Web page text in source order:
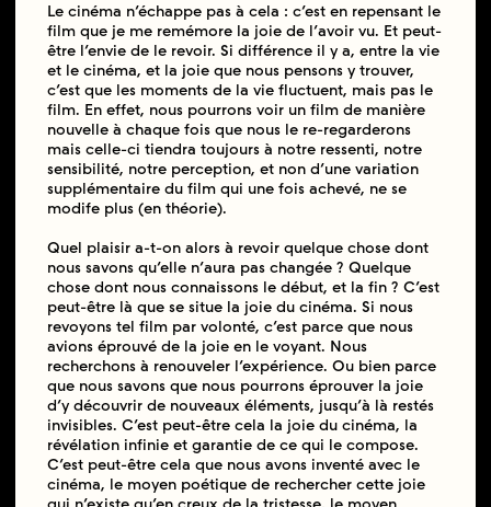
Le cinéma n’échappe pas à cela : c’est en repensant le
film que je me remémore la joie de l’avoir vu. Et peut-
être l’envie de le revoir. Si différence il y a, entre la vie
et le cinéma, et la joie que nous pensons y trouver,
c’est que les moments de la vie fluctuent, mais pas le
film. En effet, nous pourrons voir un film de manière
nouvelle à chaque fois que nous le re-regarderons
mais celle-ci tiendra toujours à notre ressenti, notre
sensibilité, notre perception, et non d’une variation
supplémentaire du film qui une fois achevé, ne se
modife plus (en théorie).
Quel plaisir a-t-on alors à revoir quelque chose dont
nous savons qu’elle n’aura pas changée ? Quelque
chose dont nous connaissons le début, et la fin ? C’est
peut-être là que se situe la joie du cinéma. Si nous
revoyons tel film par volonté, c’est parce que nous
avions éprouvé de la joie en le voyant. Nous
recherchons à renouveler l’expérience. Ou bien parce
que nous savons que nous pourrons éprouver la joie
d’y découvrir de nouveaux éléments, jusqu’à là restés
invisibles. C’est peut-être cela la joie du cinéma, la
révélation infinie et garantie de ce qui le compose.
C’est peut-être cela que nous avons inventé avec le
cinéma, le moyen poétique de rechercher cette joie